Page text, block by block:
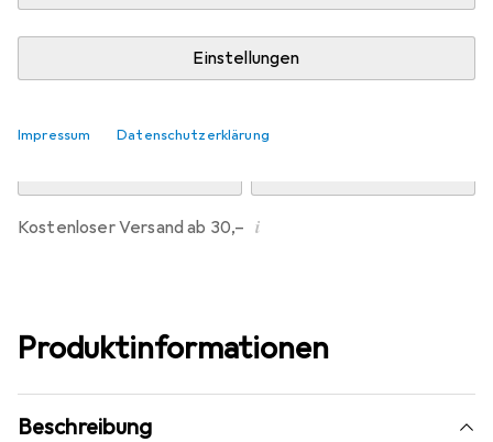
Einstellungen
Impressum Datenschutzerklärung
Kostenloser Versand ab 30,– i
Produktinformationen
Beschreibung